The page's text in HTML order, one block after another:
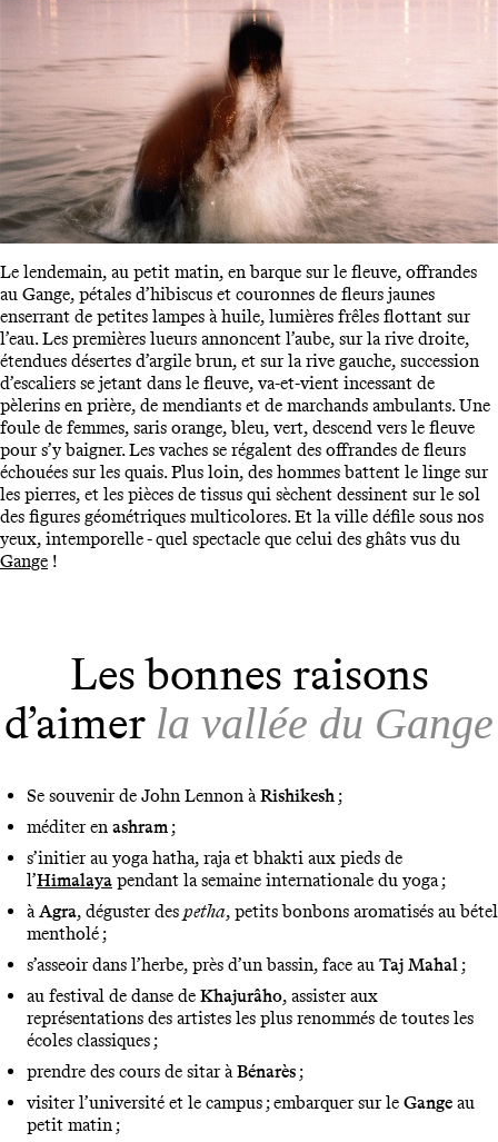
Le lendemain, au petit matin, en barque sur le fleuve, offrandes
au Gange, pétales d’hibiscus et couronnes de fleurs jaunes
enserrant de petites lampes à huile, lumières frêles flottant sur
l’eau. Les premières lueurs annoncent l’aube, sur la rive droite,
étendues désertes d’argile brun, et sur la rive gauche, succession
d’escaliers se jetant dans le fleuve, va-et-vient incessant de
pèlerins en prière, de mendiants et de marchands ambulants. Une
foule de femmes, saris orange, bleu, vert, descend vers le fleuve
pour s’y baigner. Les vaches se régalent des offrandes de fleurs
échouées sur les quais. Plus loin, des hommes battent le linge sur
les pierres, et les pièces de tissus qui sèchent dessinent sur le sol
des figures géométriques multicolores. Et la ville défile sous nos
yeux, intemporelle - quel spectacle que celui des ghâts vus du
Gange !
Les bonnes raisons
d’aimer la vallée du Gange
Se souvenir de John Lennon àRishikesh ;
méditer en ashram ;
s’initier au yoga hatha, raja et bhakti aux pieds de
l’Himalaya pendant la semaine internationale du yoga ;
àAgra, déguster des petha, petits bonbons aromatisés au bétel
mentholé ;
s’asseoir dans l’herbe, près d’un bassin, face au Taj Mahal ;
au festival de danse de Khajurâho, assister aux
représentations des artistes les plus renommés de toutes les
écoles classiques ;
prendre des cours de sitar àBénarès ;
visiter l’université et le campus ; embarquer sur le Gange au
petit matin ;